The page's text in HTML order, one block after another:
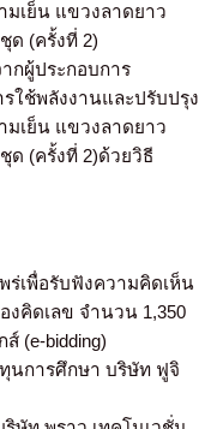
เย็น แขวงลาดยาว
ด (ครั้งที่ 2)
กผู้ประกอบการ
ใช้พลังงานและปรับปรุง
เย็น แขวงลาดยาว
ด (ครั้งที่ 2)ด้วยวิธี
ร่เพื่อรับฟังความคิดเห็น
งคิดเลข จำนวน 1,350
(e-bidding)
นการศึกษา บริษัท ฟูจิ